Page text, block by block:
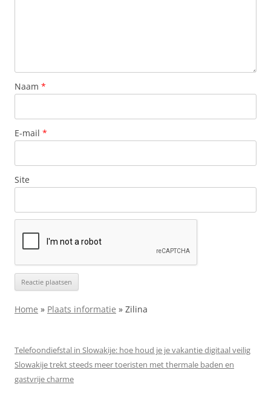
Naam *
E-mail *
Site
Home » Plaats informatie » Zilina
Telefoondiefstal in Slowakije: hoe houd je je vakantie digitaal veilig
Slowakije trekt steeds meer toeristen met thermale baden en
gastvrije charme